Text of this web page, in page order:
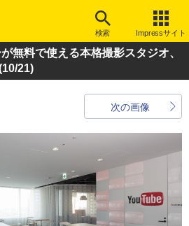
検索 Impressサイト
無料で使える本格撮影スタジオ、
21)
次の画像